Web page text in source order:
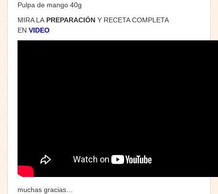
Pulpa de mango 40g
MIRA LA PREPARACIÓN Y RECETA COMPLETA
EN VIDEO
muchas gracias…